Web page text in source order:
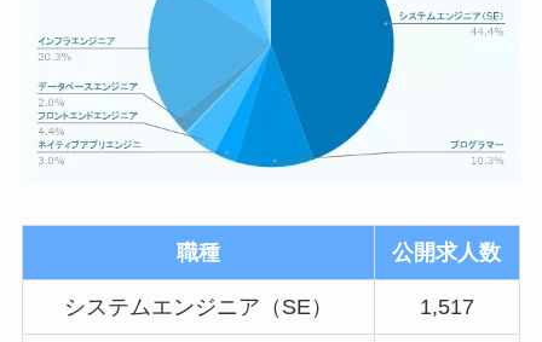
職種 公開求人数
システムエンジニア（SE） 1,517